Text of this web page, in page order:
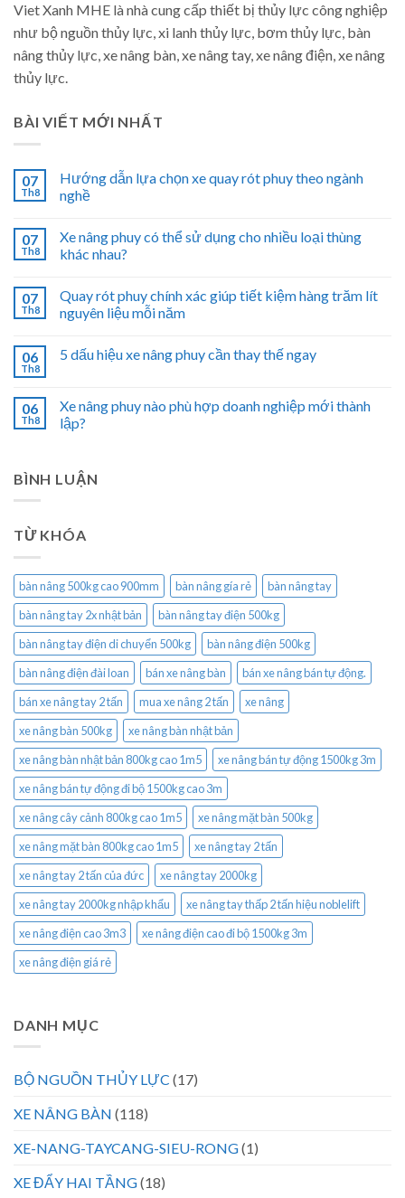
Viet Xanh MHE là nhà cung cấp thiết bị thủy lực công nghiệp
như bộ nguồn thủy lực, xi lanh thủy lực, bơm thủy lực, bàn
nâng thủy lực, xe nâng bàn, xe nâng tay, xe nâng điện, xe nâng
thủy lực.
BÀI VIẾT MỚI NHẤT
07
Th8
Hướng dẫn lựa chọn xe quay rót phuy theo ngành
nghề
07
Th8
Xe nâng phuy có thể sử dụng cho nhiều loại thùng
khác nhau?
07
Th8
Quay rót phuy chính xác giúp tiết kiệm hàng trăm lít
nguyên liệu mỗi năm
06
Th8
5 dấu hiệu xe nâng phuy cần thay thế ngay
06
Th8
Xe nâng phuy nào phù hợp doanh nghiệp mới thành
lập?
BÌNH LUẬN
TỪ KHÓA
bàn nâng 500kg cao 900mm bàn nâng gía rẻ
bàn nâng tay
bàn nâng tay 2x nhật bản
bàn nâng tay điện 500kg
bàn nâng tay điện di chuyển 500kg
bàn nâng điện 500kg
bàn nâng điện đài loan
bán xe nâng bàn
bán xe nâng bán tự động.
bán xe nâng tay 2 tấn
mua xe nâng 2 tấn
xe nâng
xe nâng bàn 500kg
xe nâng bàn nhật bản
xe nâng bàn nhật bản 800kg cao 1m5
xe nâng bán tự động 1500kg 3m
xe nâng bán tự động đi bộ 1500kg cao 3m
xe nâng cây cảnh 800kg cao 1m5
xe nâng mặt bàn 500kg
xe nâng mặt bàn 800kg cao 1m5
xe nâng tay 2 tấn
xe nâng tay 2 tấn của đức
xe nâng tay 2000kg
xe nâng tay 2000kg nhập khẩu
xe nâng tay thấp 2 tấn hiệu noblelift
xe nâng điện cao 3m3
xe nâng điện cao đi bộ 1500kg 3m
xe nâng điện giá rẻ
DANH MỤC
BỘ NGUỒN THỦY LỰC (17)
XE NÂNG BÀN (118)
XE-NANG-TAYCANG-SIEU-RONG(1)
XE ĐẨY HAI TẦNG(18)